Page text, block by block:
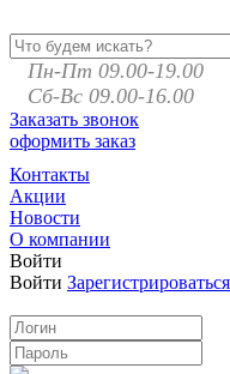
Пн-Пт 09.00-19.00
Сб-Вс 09.00-16.00
Заказать звонок
оформить заказ
Контакты
Акции
Новости
О компании
Войти
Войти Зарегистрироваться